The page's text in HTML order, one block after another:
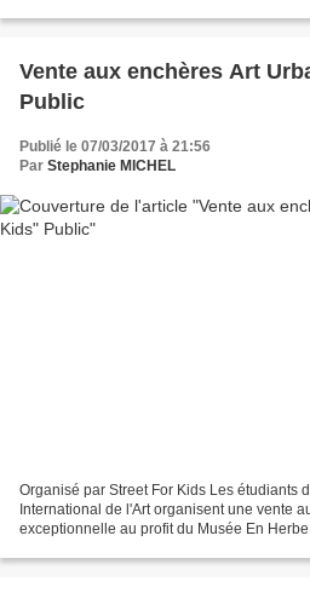
Vente aux enchères Art
Public
Publié le 07/03/2017 à 21:56
Par Stephanie MICHEL
Organisé par Street For Kids Les étudiants
International de l'Art organisent une vente
exceptionnelle au profit du Musée En